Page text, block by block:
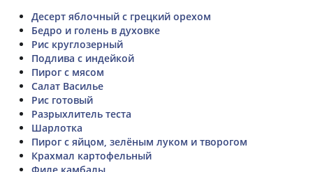
Десерт яблочный с грецкий орехом
Бедро и голень в духовке
Рис круглозерный
Подлива с индейкой
Пирог с мясом
Салат Василье
Рис готовый
Разрыхлитель теста
Шарлотка
Пирог с яйцом, зелёным луком и творогом
Крахмал картофельный